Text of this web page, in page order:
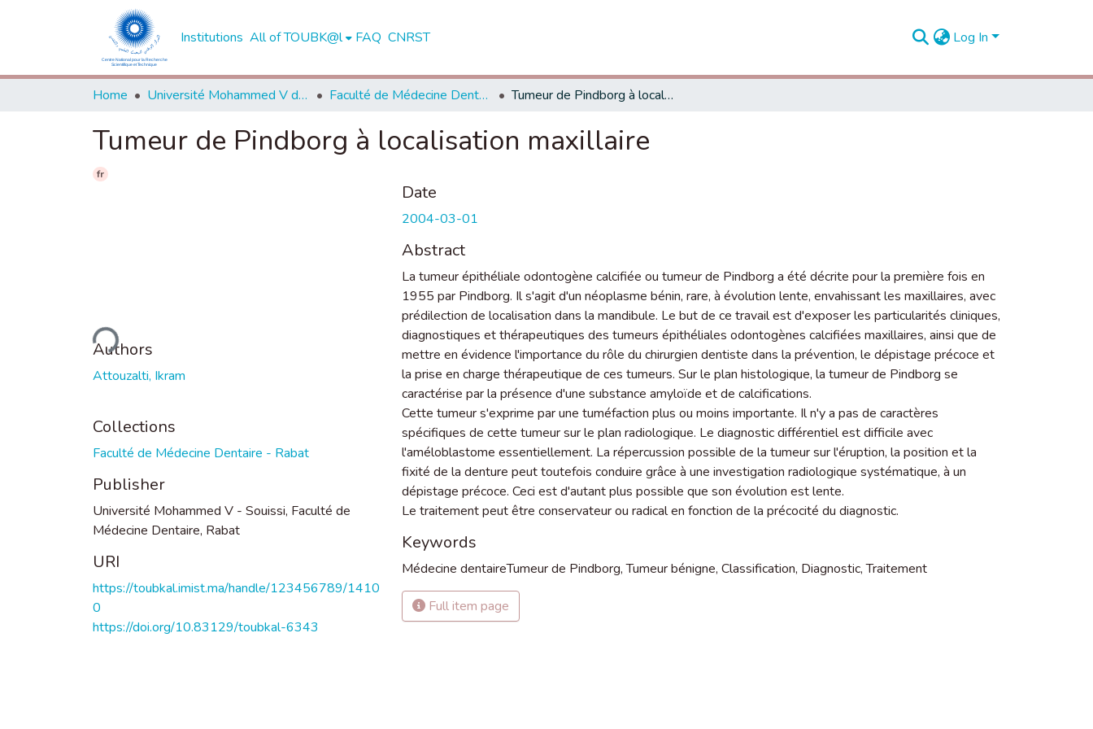
Institutions All of TOUBK@l FAQ CNRST Log In
Home Université Mohammed V de Rabat Faculté de Médecine Dentaire - Rabat Tumeur de Pindborg à localisation maxillaire
Tumeur de Pindborg à localisation maxillaire
fr
Loading...
Authors
Attouzalti, Ikram
Collections
Faculté de Médecine Dentaire - Rabat
Publisher
Université Mohammed V - Souissi, Faculté de
Médecine Dentaire, Rabat
URI
https://toubkal.imist.ma/handle/123456789/1410
0
https://doi.org/10.83129/toubkal-6343
Date
2004-03-01
Abstract
La tumeur épithéliale odontogène calcifiée ou tumeur de Pindborg a été décrite pour la première fois en
1955 par Pindborg. Il s'agit d'un néoplasme bénin, rare, à évolution lente, envahissant les maxillaires, avec
prédilection de localisation dans la mandibule. Le but de ce travail est d'exposer les particularités cliniques,
diagnostiques et thérapeutiques des tumeurs épithéliales odontogènes calcifiées maxillaires, ainsi que de
mettre en évidence l'importance du rôle du chirurgien dentiste dans la prévention, le dépistage précoce et
la prise en charge thérapeutique de ces tumeurs. Sur le plan histologique, la tumeur de Pindborg se
caractérise par la présence d'une substance amyloïde et de calcifications.
Cette tumeur s'exprime par une tuméfaction plus ou moins importante. Il n'y a pas de caractères
spécifiques de cette tumeur sur le plan radiologique. Le diagnostic différentiel est difficile avec
l'améloblastome essentiellement. La répercussion possible de la tumeur sur l'éruption, la position et la
fixité de la denture peut toutefois conduire grâce à une investigation radiologique systématique, à un
dépistage précoce. Ceci est d'autant plus possible que son évolution est lente.
Le traitement peut être conservateur ou radical en fonction de la précocité du diagnostic.
Keywords
Médecine dentaireTumeur de Pindborg,Tumeur bénigne, Classification, Diagnostic,Traitement
Full item page